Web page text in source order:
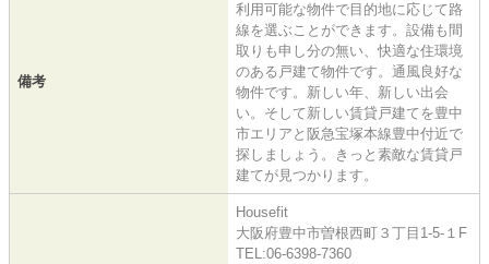
備考
利用可能な物件で目的地に応じて路
線を選ぶことができます。設備も間
取りも申し分の無い、快適な住環境
のある戸建て物件です。通風良好な
物件です。新しい年、新しい出会
い。そして新しい賃貸戸建てを豊中
市エリアと阪急宝塚本線豊中付近で
探しましょう。きっと素敵な賃貸戸
建てが見つかります。
Housefit
大阪府豊中市曽根西町３丁目1-5-１F
TEL:06-6398-7360